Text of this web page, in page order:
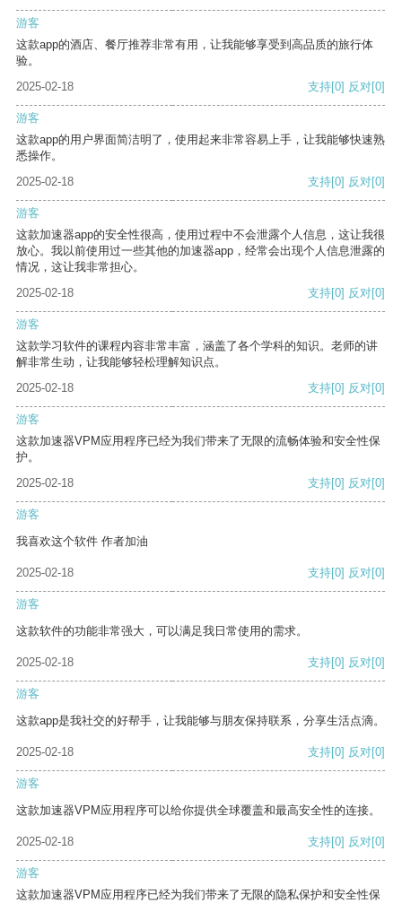
游客
这款app的酒店、餐厅推荐非常有用，让我能够享受到高品质的旅行体
验。
2025-02-18
支持[0] 反对[0]
游客
这款app的用户界面简洁明了，使用起来非常容易上手，让我能够快速熟
悉操作。
2025-02-18
支持[0] 反对[0]
游客
这款加速器app的安全性很高，使用过程中不会泄露个人信息，这让我很
放心。我以前使用过一些其他的加速器app，经常会出现个人信息泄露的
情况，这让我非常担心。
2025-02-18
支持[0] 反对[0]
游客
这款学习软件的课程内容非常丰富，涵盖了各个学科的知识。老师的讲
解非常生动，让我能够轻松理解知识点。
2025-02-18
支持[0] 反对[0]
游客
这款加速器VPM应用程序已经为我们带来了无限的流畅体验和安全性保
护。
2025-02-18
支持[0] 反对[0]
游客
我喜欢这个软件 作者加油
2025-02-18 支持[0] 反对[0]
游客
这款软件的功能非常强大，可以满足我日常使用的需求。
2025-02-18 支持[0] 反对[0]
游客
这款app是我社交的好帮手，让我能够与朋友保持联系，分享生活点滴。
2025-02-18 支持[0] 反对[0]
游客
这款加速器VPM应用程序可以给你提供全球覆盖和最高安全性的连接。
2025-02-18 支持[0] 反对[0]
游客
这款加速器VPM应用程序已经为我们带来了无限的隐私保护和安全性保